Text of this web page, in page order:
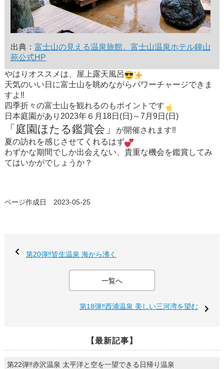
出典： 富士山の見える温泉旅館。富士山温泉ホテル鐘山
苑公式HP
やはりオススメは、屋上露天風呂
天気のいい日に富士山を眺めながらパワーチャージできま
すよ‼
四季折々の富士山を観れるのもポイントです
日本庭園があり2023年６月18日(日)～7月9日(日)
「庭園ほたる鑑賞会」
が開催されます‼
夏の訪れを感じさせてくれるはず
わずかな期間でしか出会えない、貴重な機会を鑑賞してみ
てはいかがでしょうか？
ページ作成日 2023-05-25
第20弾‼皆生温泉 海から沸く
一覧へ
第18弾‼西浦温泉 美しい三河湾を望む
【最新記事】
第22弾‼赤沢温泉 太平洋と空を一望できる日帰り温泉